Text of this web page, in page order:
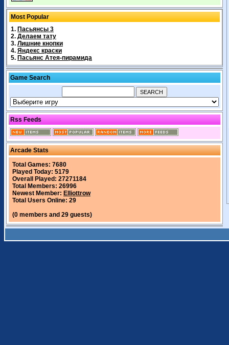
Most Popular
1. Пасьянсы 3
2. Делаем тату
3. Лишние кнопки
4. Яндекс краски
5. Пасьянс Атея-пирамида
Game Search
Rss Feeds
Arcade Stats
Total Games: 7680
Played Today: 5179
Overall Played: 27271184
Total Members: 26996
Newest Member: Elliottrow
Total Users Online: 29
(0 members and 29 guests)